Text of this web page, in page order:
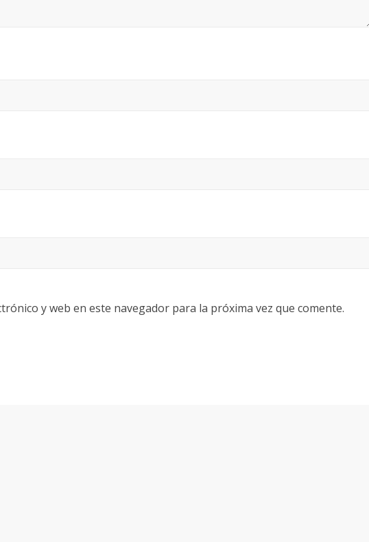
y web en este navegador para la próxima vez que comente.